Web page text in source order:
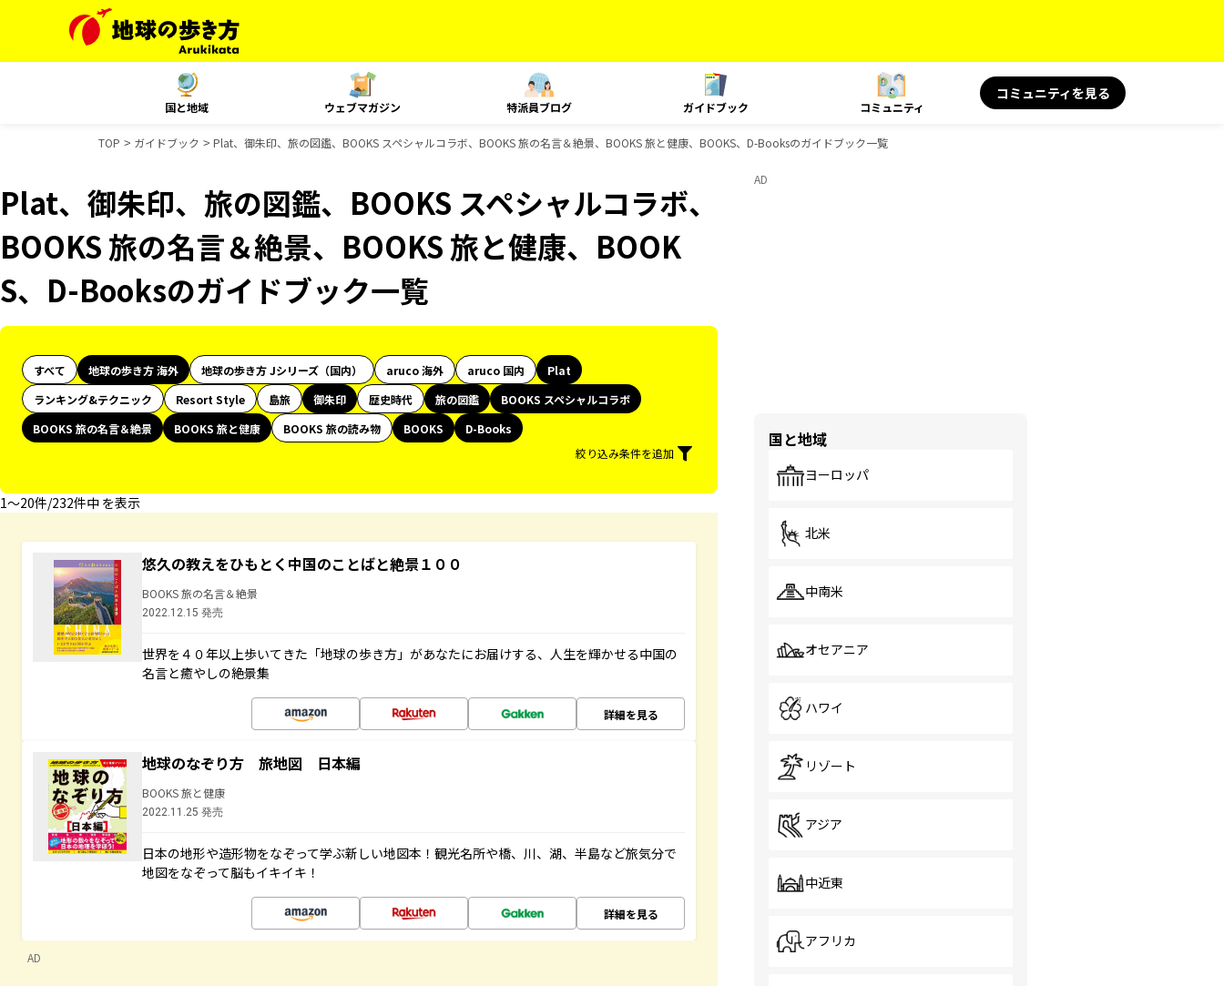
国と地域 ウェブマガジン 特派員ブログ ガイドブック コミュニティ
コミュニティを見る
TOP ガイドブック Plat、御朱印、旅の図鑑、BOOKS スペシャルコラボ、BOOKS 旅の名言＆絶景、BOOKS 旅と健康、BOOKS、D-Booksのガイドブック一覧
Plat、御朱印、旅の図鑑、BOOKS スペシャルコラボ、
BOOKS 旅の名言＆絶景、BOOKS 旅と健康、BOOK
S、D-Booksのガイドブック一覧
すべて 地球の歩き方 海外 地球の歩き方 Jシリーズ（国内） aruco 海外 aruco 国内
Plat
ランキング&テクニック
Resort Style 島旅 御朱印 歴史時代 旅の図鑑
BOOKS スペシャルコラボ
BOOKS 旅の名言＆絶景
BOOKS 旅と健康 BOOKS 旅の読み物 BOOKS
D-Books
絞り込み条件を追加
1〜20件/232件中 を表示
悠久の教えをひもとく中国のことばと絶景１００
BOOKS 旅の名言＆絶景
2022.12.15 発売
世界を４０年以上歩いてきた「地球の歩き方」があなたにお届けする、人生を輝かせる中国の
名言と癒やしの絶景集
詳細を見る
地球のなぞり方 旅地図 日本編
BOOKS 旅と健康
2022.11.25 発売
日本の地形や造形物をなぞって学ぶ新しい地図本！観光名所や橋、川、湖、半島など旅気分で
地図をなぞって脳もイキイキ！
詳細を見る
AD
AD
国と地域
ヨーロッパ
北米
中南米
オセアニア
ハワイ
リゾート
アジア
中近東
アフリカ